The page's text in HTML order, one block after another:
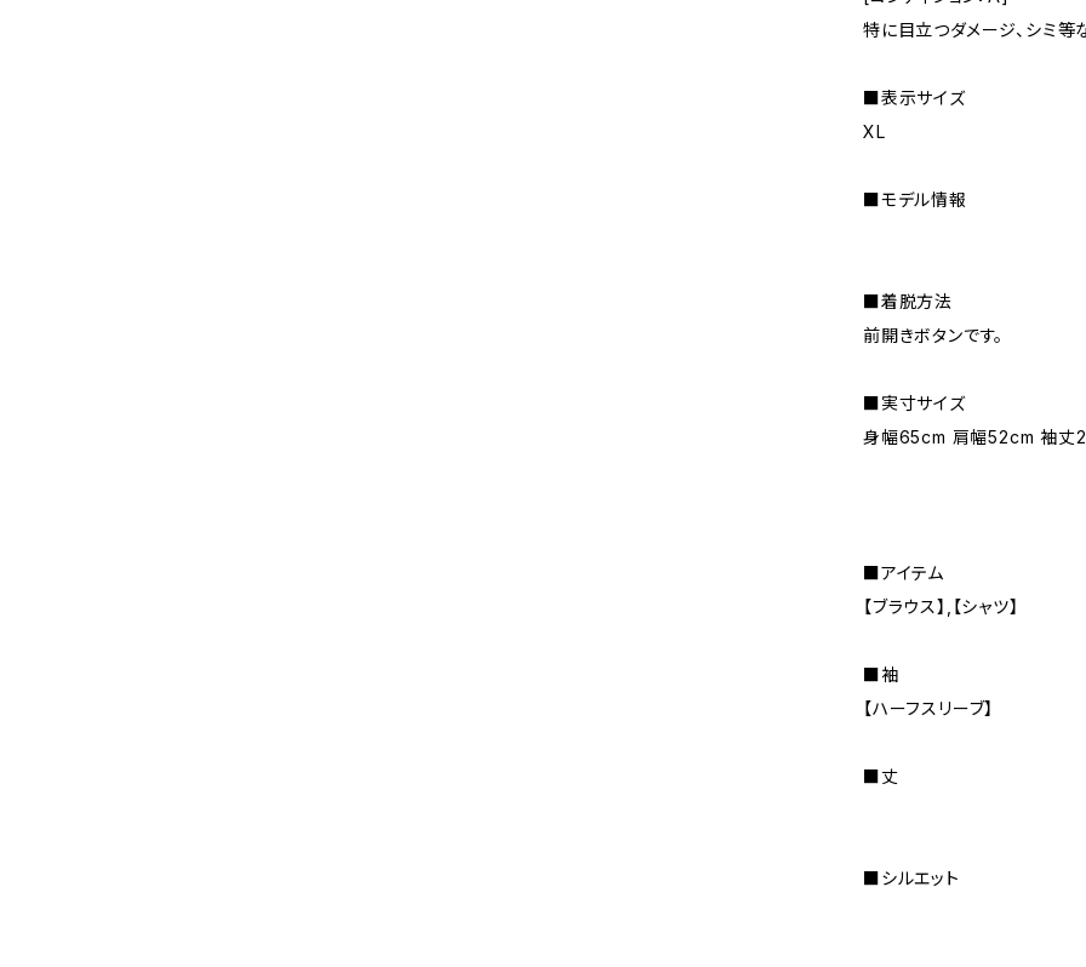
特に目立つダメージ、シミ等
■表示サイズ
XL
■モデル情報
■着脱方法
前開きボタンです。
■実寸サイズ
身幅65cm 肩幅52cm 袖丈
■アイテム
【ブラウス】,【シャツ】
■袖
【ハーフスリーブ】
■丈
■シルエット